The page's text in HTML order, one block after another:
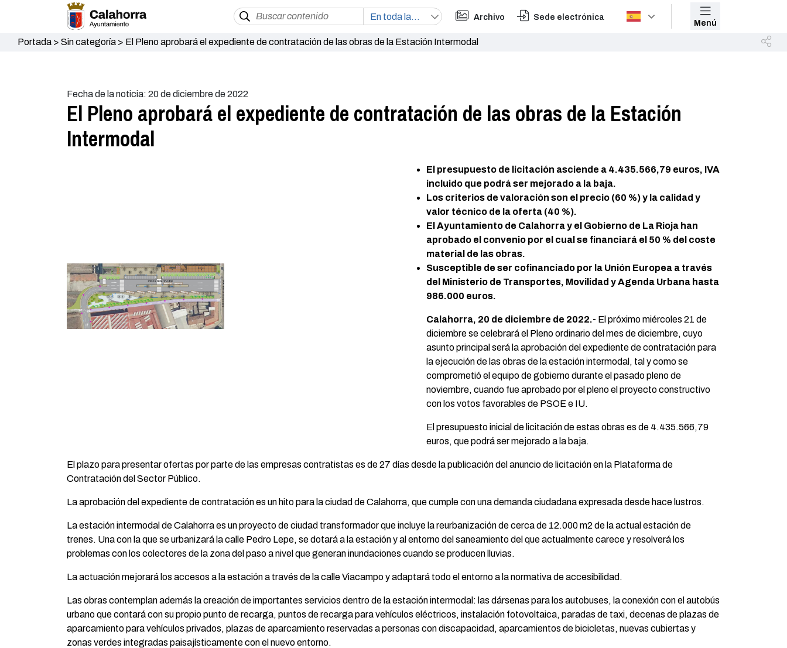
Archivo Sede electrónica
Menú
Portada> Sin categoría> El Pleno aprobará el expediente de contratación de las obras de la Estación Intermodal
Fecha de la noticia: 20 de diciembre de 2022
El Pleno aprobará el expediente de contratación de las obras de la Estación
Intermodal
El presupuesto de licitación asciende a 4.435.566,79 euros, IVA
incluido que podrá ser mejorado a la baja.
Los criterios de valoración son el precio (60 %) y la calidad y
valor técnico de la oferta (40 %).
El Ayuntamiento de Calahorra y el Gobierno de La Rioja han
aprobado el convenio por el cual se financiará el 50 % del coste
material de las obras.
Susceptible de ser cofinanciado por la Unión Europea a través
del Ministerio de Transportes, Movilidad y Agenda Urbana hasta
986.000 euros.
Calahorra, 20 de diciembre de 2022.- El próximo miércoles 21 de
diciembre se celebrará el Pleno ordinario del mes de diciembre, cuyo
asunto principal será la aprobación del expediente de contratación para
la ejecución de las obras de la estación intermodal, tal y como se
comprometió el equipo de gobierno durante el pasado pleno de
noviembre, cuando fue aprobado por el pleno el proyecto constructivo
con los votos favorables de PSOE e IU.
El presupuesto inicial de licitación de estas obras es de 4.435.566,79
euros, que podrá ser mejorado a la baja.
El plazo para presentar ofertas por parte de las empresas contratistas es de 27 días desde la publicación del anuncio de licitación en la Plataforma de
Contratación del Sector Público.
La aprobación del expediente de contratación es un hito para la ciudad de Calahorra, que cumple con una demanda ciudadana expresada desde hace lustros.
La estación intermodal de Calahorra es un proyecto de ciudad transformador que incluye la reurbanización de cerca de 12.000 m2 de la actual estación de
trenes. Una con la que se urbanizará la calle Pedro Lepe, se dotará a la estación y al entorno del saneamiento del que actualmente carece y resolverá los
problemas con los colectores de la zona del paso a nivel que generan inundaciones cuando se producen lluvias.
La actuación mejorará los accesos a la estación a través de la calle Viacampo y adaptará todo el entorno a la normativa de accesibilidad.
Las obras contemplan además la creación de importantes servicios dentro de la estación intermodal: las dársenas para los autobuses, la conexión con el autobús
urbano que contará con su propio punto de recarga, puntos de recarga para vehículos eléctricos, instalación fotovoltaica, paradas de taxi, decenas de plazas de
aparcamiento para vehículos privados, plazas de aparcamiento reservadas a personas con discapacidad, aparcamientos de bicicletas, nuevas cubiertas y
zonas verdes integradas paisajísticamente con el nuevo entorno.